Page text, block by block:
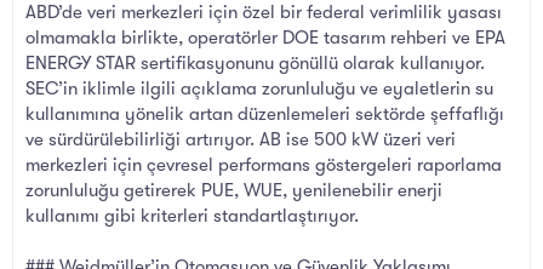
ABD’de veri merkezleri için özel bir federal verimlilik yasası
olmamakla birlikte, operatörler DOE tasarım rehberi ve EPA
ENERGY STAR sertifikasyonunu gönüllü olarak kullanıyor.
SEC’in iklimle ilgili açıklama zorunluluğu ve eyaletlerin su
kullanımına yönelik artan düzenlemeleri sektörde şeffaflığı
ve sürdürülebilirliği artırıyor. AB ise 500 kW üzeri veri
merkezleri için çevresel performans göstergeleri raporlama
zorunluluğu getirerek PUE, WUE, yenilenebilir enerji
kullanımı gibi kriterleri standartlaştırıyor.